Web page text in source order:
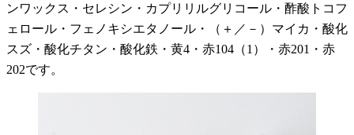
ンワックス・セレシン・カプリリルグリコール・酢酸トコフ
ェロール・フェノキシエタノール・（＋／－）マイカ・酸化
スズ・酸化チタン・酸化鉄・黄4・赤104（1）・赤201・赤
202です。